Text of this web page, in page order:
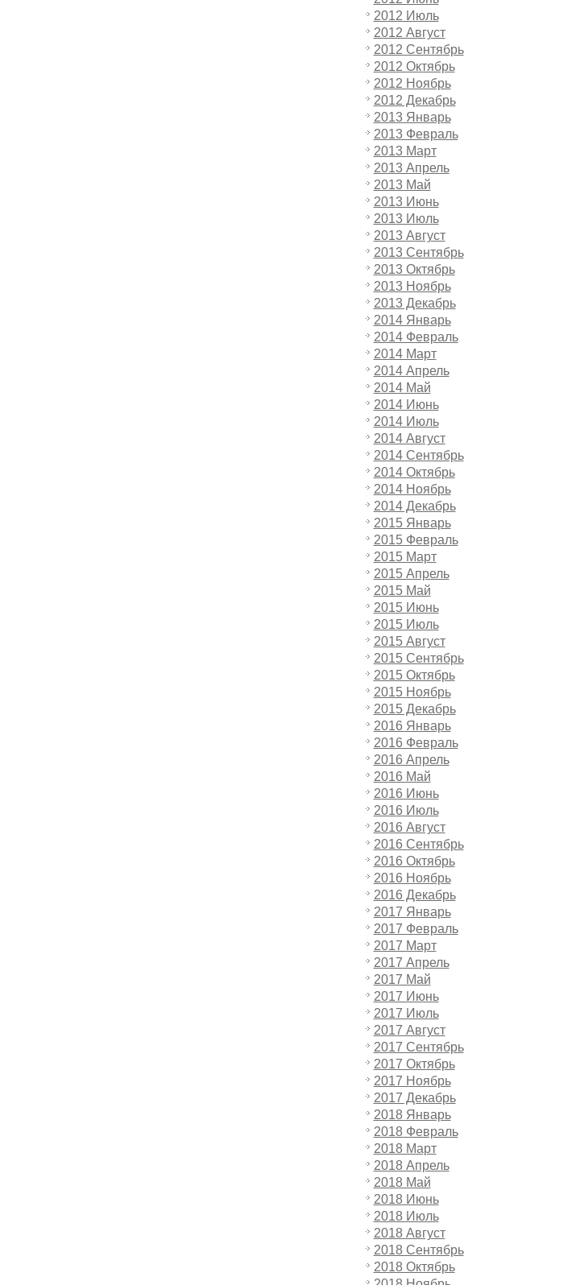
2012 Июль
2012 Август
2012 Сентябрь
2012 Октябрь
2012 Ноябрь
2012 Декабрь
2013 Январь
2013 Февраль
2013 Март
2013 Апрель
2013 Май
2013 Июнь
2013 Июль
2013 Август
2013 Сентябрь
2013 Октябрь
2013 Ноябрь
2013 Декабрь
2014 Январь
2014 Февраль
2014 Март
2014 Апрель
2014 Май
2014 Июнь
2014 Июль
2014 Август
2014 Сентябрь
2014 Октябрь
2014 Ноябрь
2014 Декабрь
2015 Январь
2015 Февраль
2015 Март
2015 Апрель
2015 Май
2015 Июнь
2015 Июль
2015 Август
2015 Сентябрь
2015 Октябрь
2015 Ноябрь
2015 Декабрь
2016 Январь
2016 Февраль
2016 Апрель
2016 Май
2016 Июнь
2016 Июль
2016 Август
2016 Сентябрь
2016 Октябрь
2016 Ноябрь
2016 Декабрь
2017 Январь
2017 Февраль
2017 Март
2017 Апрель
2017 Май
2017 Июнь
2017 Июль
2017 Август
2017 Сентябрь
2017 Октябрь
2017 Ноябрь
2017 Декабрь
2018 Январь
2018 Февраль
2018 Март
2018 Апрель
2018 Май
2018 Июнь
2018 Июль
2018 Август
2018 Сентябрь
2018 Октябрь